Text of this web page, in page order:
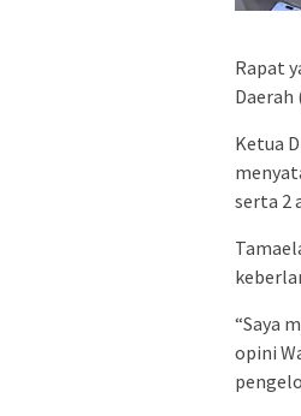
Rapat
Daerah
Ketua
serta 2
“Saya
opini